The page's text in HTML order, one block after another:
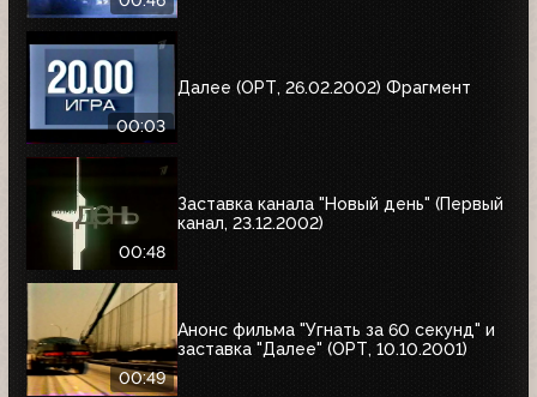
00:03
Далее (ОРТ, 26.02.2002) Фрагмент
00:48
Заставка канала "Новый день" (Первый
канал, 23.12.2002)
00:49
Анонс фильма "Угнать за 60 секунд" и
заставка "Далее" (ОРТ, 10.10.2001)